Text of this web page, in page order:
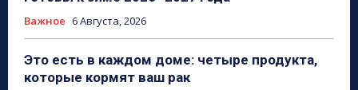
Важное 6 Августа, 2026
Это есть в каждом доме: четыре продукта,
которые кормят ваш рак